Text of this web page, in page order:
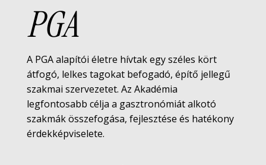
PGA
A PGA alapítói életre hívtak egy széles kört
átfogó, lelkes tagokat befogadó, építő jellegű
szakmai szervezetet. Az Akadémia
legfontosabb célja a gasztronómiát alkotó
szakmák összefogása, fejlesztése és hatékony
érdekképviselete.